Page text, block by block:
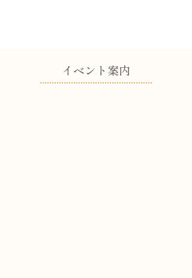
​イベント案内